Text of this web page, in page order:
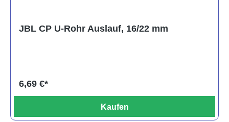
JBL CP U-Rohr Auslauf, 16/22 mm
6,69 €*
Kaufen